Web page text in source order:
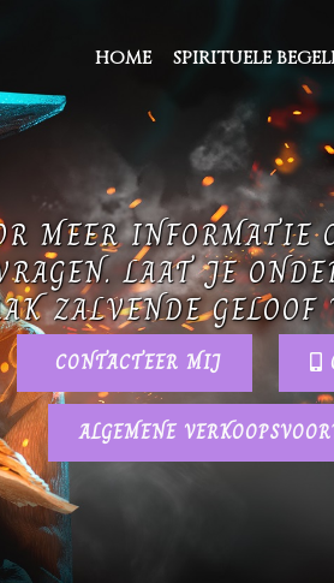
HOME SPIRITUELE
MEER INFORMATIE
LAAT JE
ZALVENDE
CONTACTEER MIJ
ALGEMENE